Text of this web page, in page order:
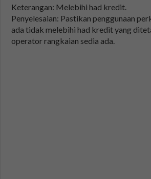
Keterangan: Melebihi had kredit.
Penyelesaian: Pastikan penggunaan
ada tidak melebihi had kredit yang
operator rangkaian sedia ada.